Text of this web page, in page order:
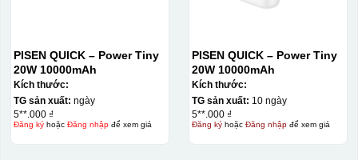
PISEN QUICK – Power Tiny
20W 10000mAh
Kích thước:
TG sản xuất: ngày
5**.000 ₫
Đăng kýhoặc Đăng nhậpđể xem giá
PISEN QUICK – Power Tiny
20W 10000mAh
Kích thước:
TG sản xuất: 10 ngày
5**.000 ₫
Đăng kýhoặc Đăng nhậpđể xem giá